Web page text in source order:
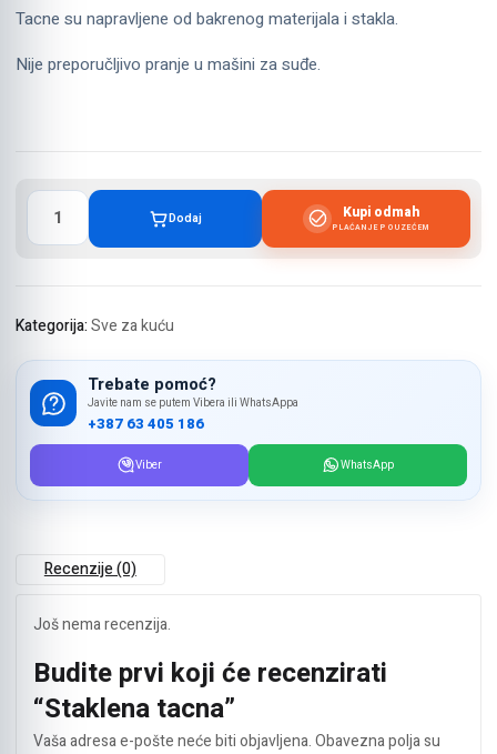
Tacne su napravljene od bakrenog materijala i stakla.
Nije preporučljivo pranje u mašini za suđe.
Staklena
tacna
količina
Dodaj Kupi odmah
PLAĆANJE POUZEĆEM
Kategorija:Sve za kuću
Trebate pomoć?
Javite nam se putem Vibera ili WhatsAppa
+387 63 405 186
Viber WhatsApp
Recenzije (0)
Još nema recenzija.
Budite prvi koji će recenzirati
“Staklena tacna”
Vaša adresa e-pošte neće biti objavljena.Obavezna polja su